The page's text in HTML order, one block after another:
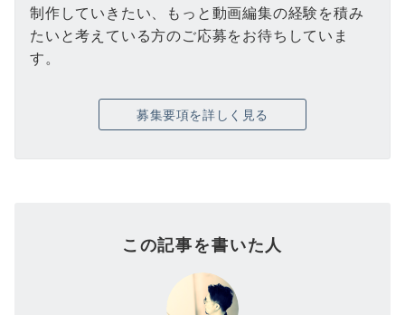
制作していきたい、もっと動画編集の経験を積み
たいと考えている方のご応募をお待ちしていま
す。
募集要項を詳しく見る
この記事を書いた人